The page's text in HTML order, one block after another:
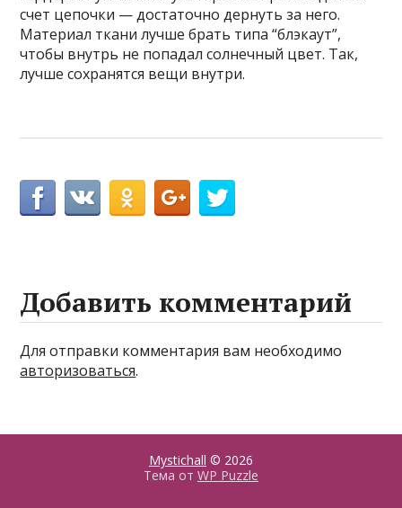
счет цепочки — достаточно дернуть за него.
Материал ткани лучше брать типа “блэкаут”,
чтобы внутрь не попадал солнечный цвет. Так,
лучше сохранятся вещи внутри.
Добавить комментарий
Для отправки комментария вам необходимо
авторизоваться.
Mystichall © 2026
Тема от WP Puzzle